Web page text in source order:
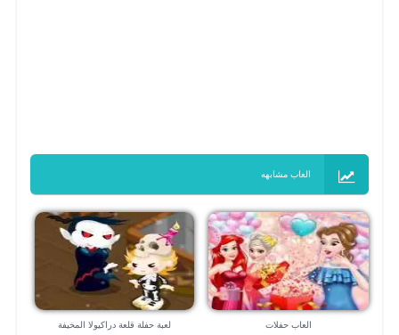
العاب مشابهه
العاب حفلات لعبة حفلة قلعة دراكيولا المخيفة